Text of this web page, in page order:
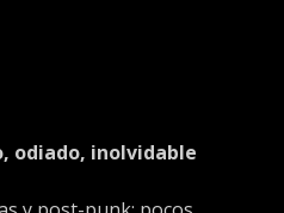
odiado, inolvidable